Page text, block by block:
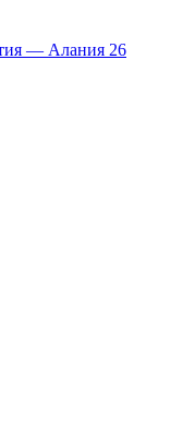
— Алания 26